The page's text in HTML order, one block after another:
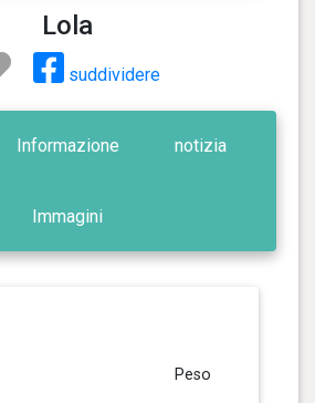
Lola
suddividere
Informazione notizia
Immagini
Peso